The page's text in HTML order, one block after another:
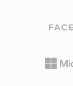
템은 보편
는 AS-02
을 맞출 수
명의 원동
음악 저장